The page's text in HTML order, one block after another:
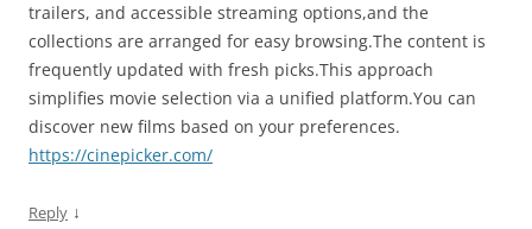
trailers, and accessible streaming options,and the
collections are arranged for easy browsing.The content is
frequently updated with fresh picks.This approach
simplifies movie selection via a unified platform.You can
discover new films based on your preferences.
https://cinepicker.com/
Reply ↓